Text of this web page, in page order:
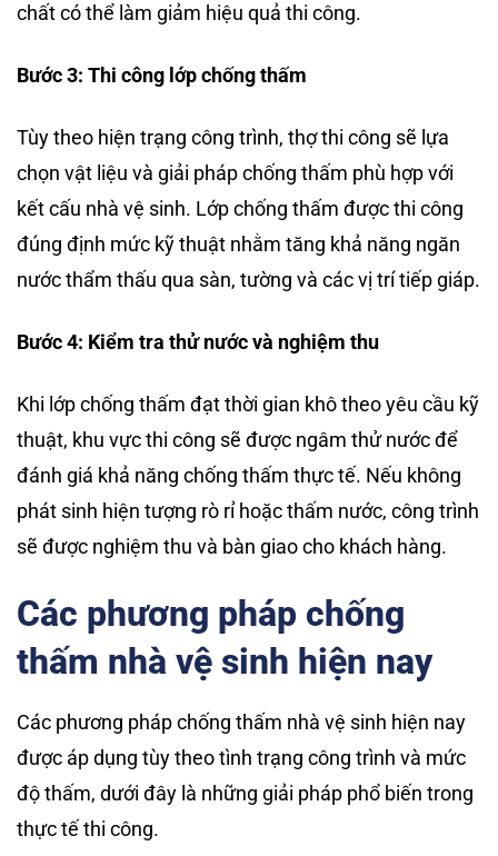
chất có thể làm giảm hiệu quả thi công.
Bước 3: Thi công lớp chống thấm
Tùy theo hiện trạng công trình, thợ thi công sẽ lựa
chọn vật liệu và giải pháp chống thấm phù hợp với
kết cấu nhà vệ sinh. Lớp chống thấm được thi công
đúng định mức kỹ thuật nhằm tăng khả năng ngăn
nước thẩm thấu qua sàn, tường và các vị trí tiếp giáp.
Bước 4: Kiểm tra thử nước và nghiệm thu
Khi lớp chống thấm đạt thời gian khô theo yêu cầu kỹ
thuật, khu vực thi công sẽ được ngâm thử nước để
đánh giá khả năng chống thấm thực tế. Nếu không
phát sinh hiện tượng rò rỉ hoặc thấm nước, công trình
sẽ được nghiệm thu và bàn giao cho khách hàng.
Các phương pháp chống
thấm nhà vệ sinh hiện nay
Các phương pháp chống thấm nhà vệ sinh hiện nay
được áp dụng tùy theo tình trạng công trình và mức
độ thấm, dưới đây là những giải pháp phổ biến trong
thực tế thi công.